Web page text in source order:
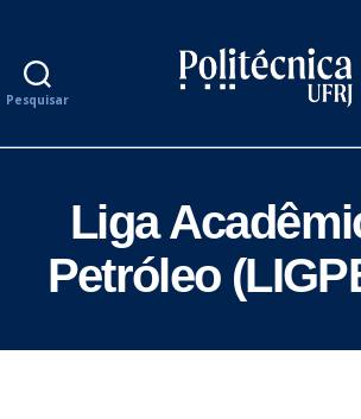
Pesquisar
de
aos
Calouros
Liga
Petróleo